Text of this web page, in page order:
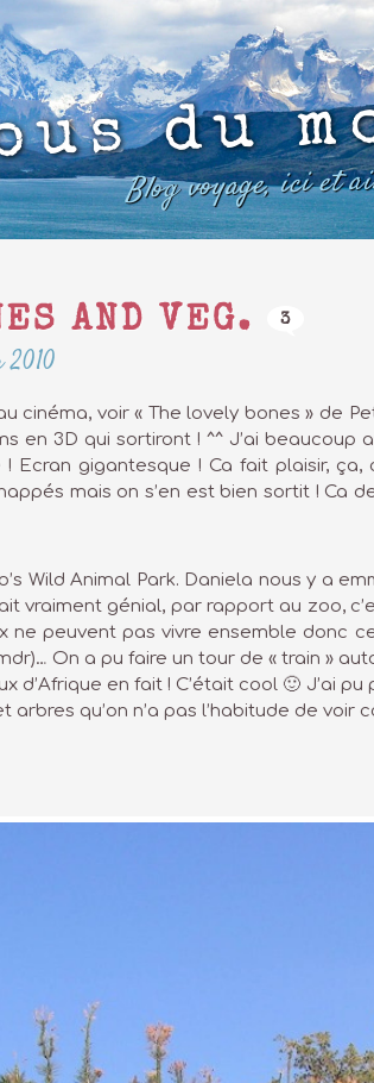
du
Blog voyage, ici et
AND VEG. 3
cinéma, voir « The lovely bones » de
en 3D qui sortiront ! ^^ J’ai beaucoup
Ecran gigantesque ! Ca fait plaisir,
mais on s’en est bien sortit ! Ca
Wild Animal Park. Daniela nous y a
vraiment génial, par rapport au zoo,
ne peuvent pas vivre ensemble donc
On a pu faire un tour de « train »
d’Afrique en fait ! C’était cool 🙂 J’ai
arbres qu’on n’a pas l’habitude de voir